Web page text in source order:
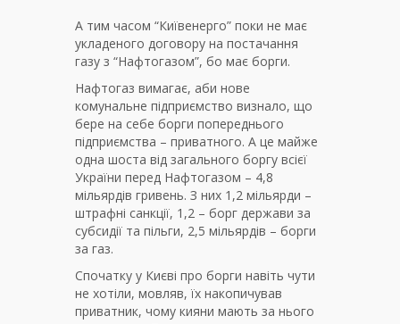
А тим часом “Київенерго” поки не має
укладеного договору на постачання
газу з “Нафтогазом”, бо має борги.
Нафтогаз вимагає, аби нове
комунальне підприємство визнало, що
бере на себе борги попереднього
підприємства – приватного. А це майже
одна шоста від загального боргу всієї
України перед Нафтогазом – 4,8
мільярдів гривень. З них 1,2 мільярди –
штрафні санкції, 1,2 – борг держави за
субсидії та пільги, 2,5 мільярдів – борги
за газ.
Спочатку у Києві про борги навіть чути
не хотіли, мовляв, їх накопичував
приватник, чому кияни мають за нього